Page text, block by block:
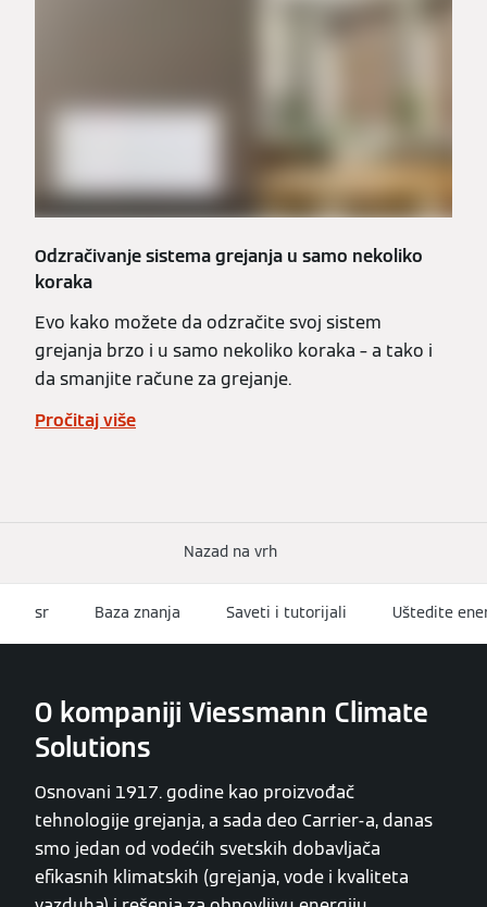
Odzračivanje sistema grejanja u samo nekoliko
koraka
Evo kako možete da odzračite svoj sistem
grejanja brzo i u samo nekoliko koraka – a tako i
da smanjite račune za grejanje.
Pročitaj više
Nazad na vrh
sr Baza znanja Saveti i tutorijali Uštedite
O kompaniji Viessmann Climate
Solutions
Osnovani 1917. godine kao proizvođač
tehnologije grejanja, a sada deo Carrier-a, danas
smo jedan od vodećih svetskih dobavljača
efikasnih klimatskih (grejanja, vode i kvaliteta